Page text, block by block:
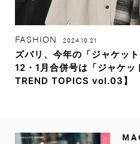
FASHION 2024.10.21
ズバリ、今年の「ジャケッ
12・1月合併号は「ジャケ
TREND TOPICS vol.03】